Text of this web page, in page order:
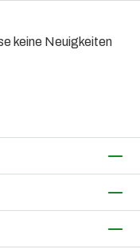
keine Neuigkeiten